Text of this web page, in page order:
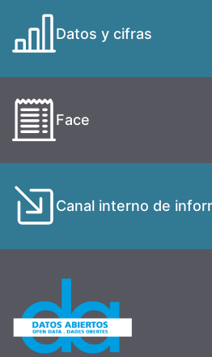
Datos y cifras
Face
Canal interno de